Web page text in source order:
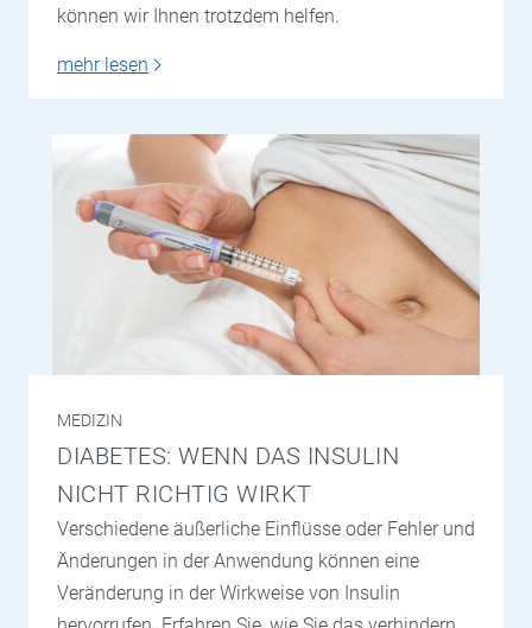
können wir Ihnen trotzdem helfen.
mehr lesen
MEDIZIN
DIABETES: WENN DAS INSULIN
NICHT RICHTIG WIRKT
Verschiedene äußerliche Einflüsse oder Fehler und
Änderungen in der Anwendung können eine
Veränderung in der Wirkweise von Insulin